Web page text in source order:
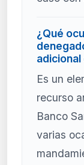
¿Qué
Es un
recurso
Banco
varias